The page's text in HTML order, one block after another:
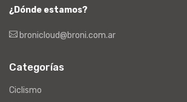
¿Dónde estamos?
bronicloud@broni.com.ar
Categorías
Ciclismo